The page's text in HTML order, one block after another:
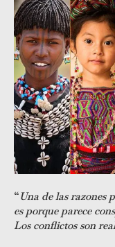
“Una de las razones
es porque parece
Los conflictos son